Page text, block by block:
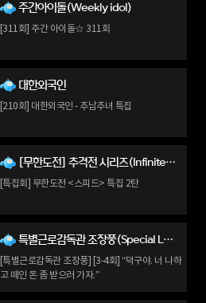
주간아이돌(Weekly idol)
[311회] 주간 아이돌☆ 311회
대한외국인
[210회] 대한외국인 - 추남추녀 특집
[무한도전] 추격전 시리즈(Infinite Challenge)
[특집회] 무한도전 <스피드> 특집 2탄
특별근로감독관 조장풍(Special Labor Inspector, Mr. Jo)
[특별근로감독관 조장풍] [3-4회] “덕구야. 너 나하
고 떼인 돈 좀 받으러 가자.”